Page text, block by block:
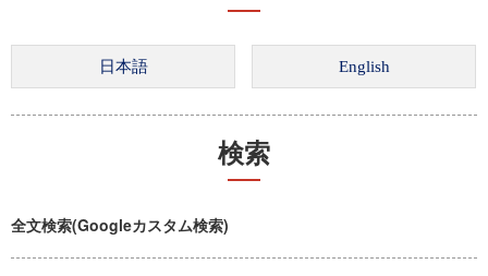
検索
全文検索(Googleカスタム検索)